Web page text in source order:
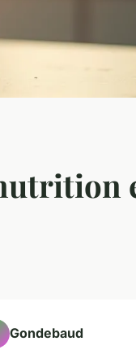
Gondebaud